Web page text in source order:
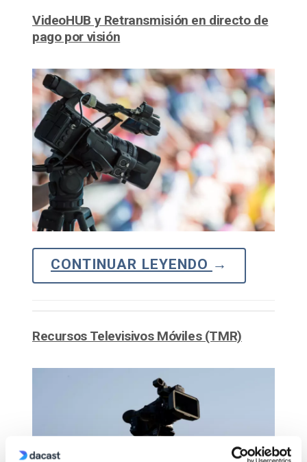
VideoHUB y Retransmisión en directo de
pago por visión
CONTINUAR LEYENDO →
Recursos Televisivos Móviles (TMR)